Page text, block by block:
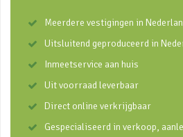
Meerdere vestigingen in
Uitsluitend geproduceerd in
Inmeetservice aan huis
Uit voorraad leverbaar
Direct online verkrijgbaar
Gespecialiseerd in verkoop,